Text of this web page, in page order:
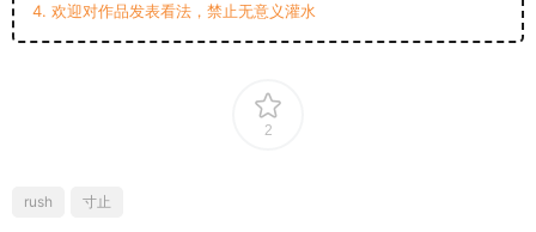
4. 欢迎对作品发表看法，禁止无意义灌水
2
rush 寸止